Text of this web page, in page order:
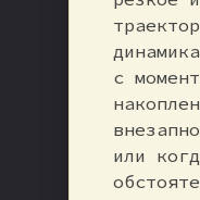
с
или